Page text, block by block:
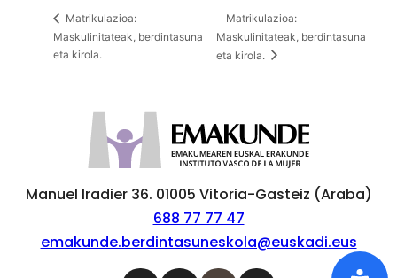
Matrikulazioa:
Maskulinitateak, berdintasuna
eta kirola.
Matrikulazioa:
Maskulinitateak, berdintasuna
eta kirola.
Manuel Iradier 36. 01005 Vitoria-Gasteiz (Araba)
688 77 77 47
emakunde.berdintasuneskola@euskadi.eus